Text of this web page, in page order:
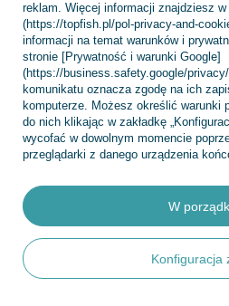
Chcę wymienić towar
Kontakt
Konto
Regulaminy
INFORMACJE
reklam. Więcej informacji znajdziesz
(https://topfish.pl/pol-privacy-and-
informacji na temat warunków i
stronie [Prywatność i warunki Google]
(https://business.safety.google/
komunikatu oznacza zgodę na ich
komputerze. Możesz określić warunki
do nich klikając w zakładkę
wycofać w dowolnym momencie
przeglądarki z danego urządzenia
Konfiguracja
W